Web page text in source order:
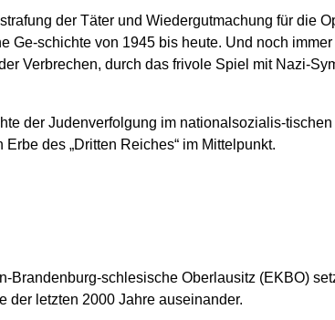
der Täter und Wiedergutmachung für die
Ge-schichte von 1945 bis heute. Und noch
Verbrechen, durch das frivole Spiel mit Nazi-
der Judenverfolgung im nationalsozialis-
des „Dritten Reiches“ im Mittelpunkt.
Brandenburg-schlesische Oberlausitz (EKBO)
der letzten 2000 Jahre auseinander.